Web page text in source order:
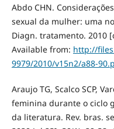
Abdo CHN.
sexual da mulher: uma
Diagn. tratamento. 2010
Available from: http://
9979/2010/v15n2/a88-
Araujo TG, Scalco SCP,
feminina durante o ciclo
da literatura. Rev. bras.